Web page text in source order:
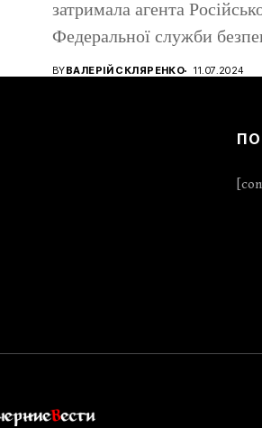
затримала агента
Федеральної служби
BYВАЛЕРІЙ СКЛЯРЕНКО 11.07.2024